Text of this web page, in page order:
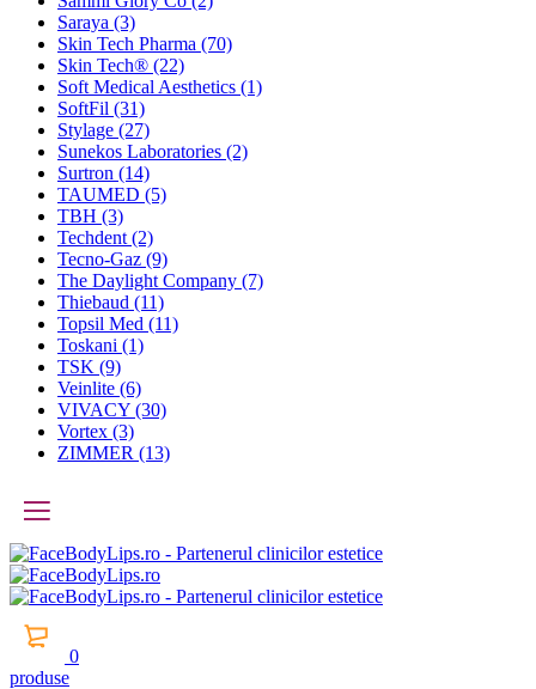
Saraya (3)
Skin Tech Pharma (70)
Skin Tech® (22)
Soft Medical Aesthetics (1)
SoftFil (31)
Stylage (27)
Sunekos Laboratories (2)
Surtron (14)
TAUMED (5)
TBH (3)
Techdent (2)
Tecno-Gaz (9)
The Daylight Company (7)
Thiebaud (11)
Topsil Med (11)
Toskani (1)
TSK (9)
Veinlite (6)
VIVACY (30)
Vortex (3)
ZIMMER (13)
0
produse